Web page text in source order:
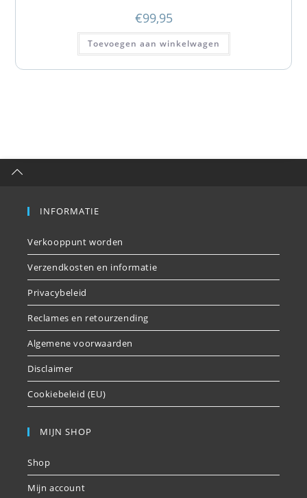
€99,95
Toevoegen aan winkelwagen
INFORMATIE
Verkooppunt worden
Verzendkosten en informatie
Privacybeleid
Reclames en retourzending
Algemene voorwaarden
Disclaimer
Cookiebeleid (EU)
MIJN SHOP
Shop
Mijn account